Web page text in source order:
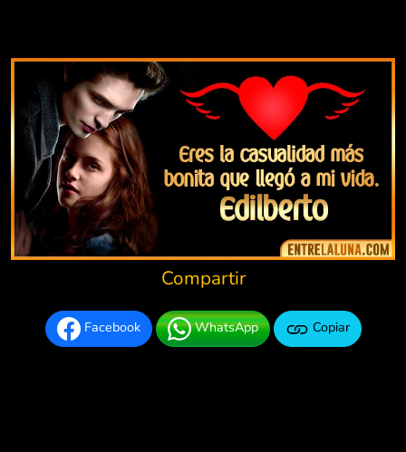
Compartir
Facebook WhatsApp Copiar